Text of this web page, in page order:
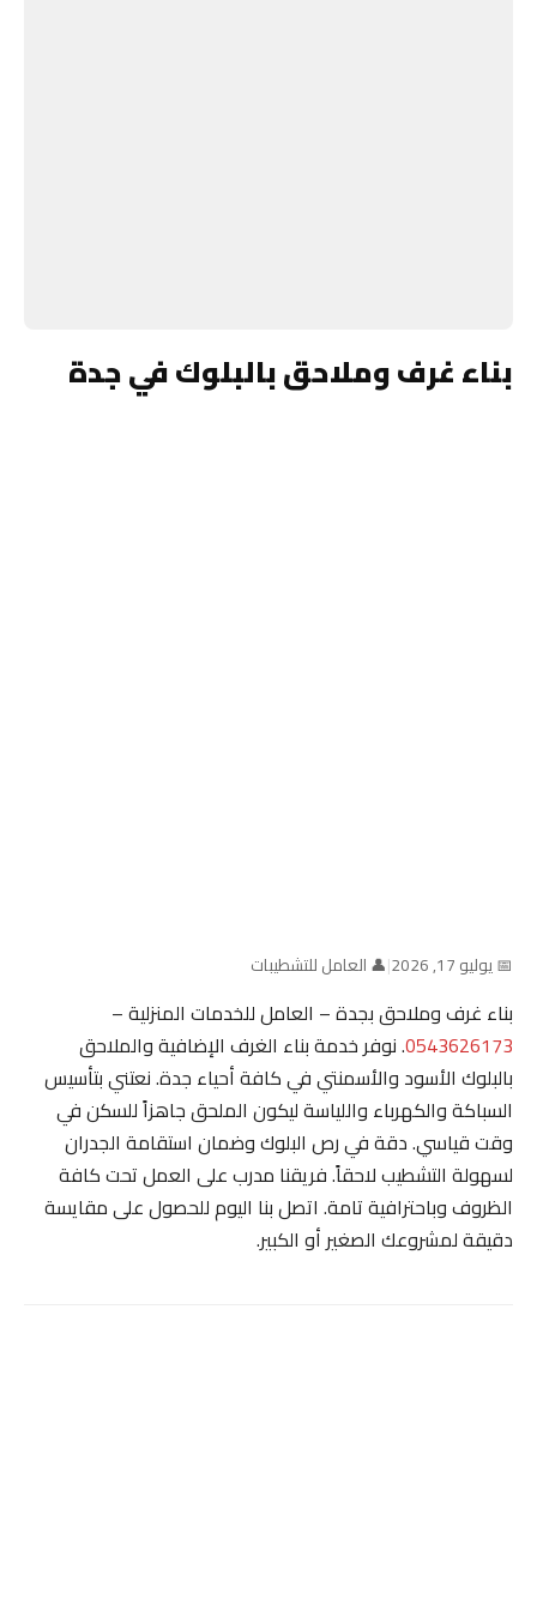
بناء غرف وملاحق بالبلوك في جدة
📅 يوليو 17, 2026 |👤 العامل للتشطيبات
بناء غرف وملاحق بجدة – العامل للخدمات المنزلية –
0543626173. نوفر خدمة بناء الغرف الإضافية والملاحق
بالبلوك الأسود والأسمنتي في كافة أحياء جدة. نعتني بتأسيس
السباكة والكهرباء واللياسة ليكون الملحق جاهزاً للسكن في
وقت قياسي. دقة في رص البلوك وضمان استقامة الجدران
لسهولة التشطيب لاحقاً. فريقنا مدرب على العمل تحت كافة
الظروف وباحترافية تامة. اتصل بنا اليوم للحصول على مقايسة
دقيقة لمشروعك الصغير أو الكبير.